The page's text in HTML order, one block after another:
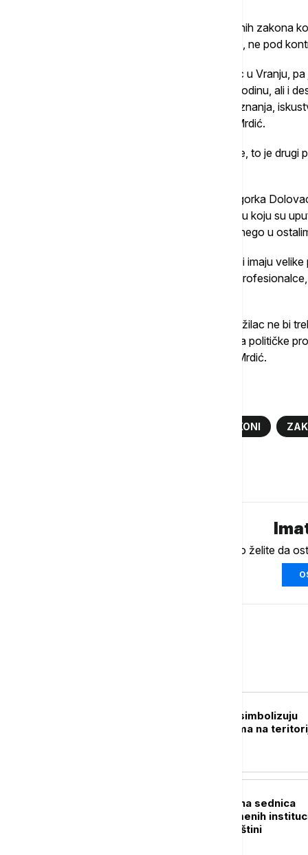
Kako je naveo, upravo ovih pet pravosudnih zakona
da tužilačka organizacija bolje funkcioniše, ne pod
"Zašto neko ko je recimo bio dobar tužilac u Vranju,
imamo privremeno upućene ljude i po 21 godinu, ali i
tužilaštvo iz kojeg je došao kako bi svoja znanja,
tužilaštvu iz kojeg je upućen?", naveo je Mrdić.
Kako dodaje, ukoliko je razlog u visini plate, to je
"Određena ekipa koja vodi, konkretno Zagorka
trenutku JTOK-om, oni su očigledno većinu koju su
saborce. Tamo imaju i te kako veće plate nego u
Ističići da nema ništa protiv toga da tužioci imaju
ljudi zaposlenih u tužilaštvu i sudstvu, za
"Tužilac bi trebalo da bude samostalan, tužilac ne bi
tužilac ili sudija koji se bavi politikom, ide na političke
sudija. To je evropski standard", rekao je Mrdić.
PRAVOSUDNI ZAKONI
Ukoliko želite da
Ković: Prebilovci simbolizuju
genocid nad Srbima na
Danas konstitutivna sednica
skupštine privremenih
samouprave u Prištini